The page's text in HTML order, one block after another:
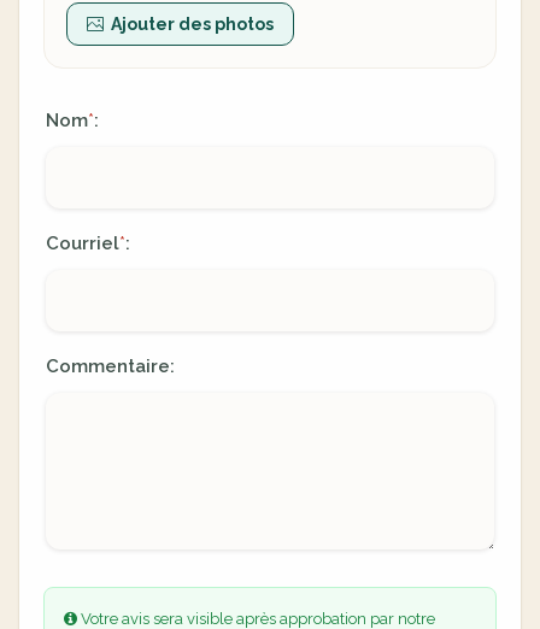
Ajouter des photos
Nom*:
Courriel*:
Commentaire:
Votre avis sera visible après approbation par notre